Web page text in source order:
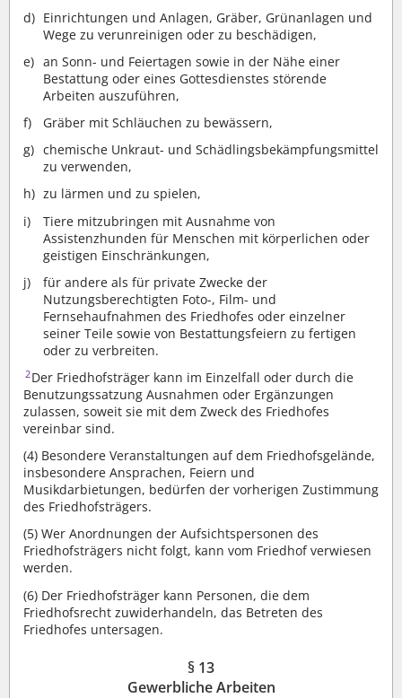
Einrichtungen und Anlagen, Gräber, Grünanlagen und
Wege zu verunreinigen oder zu beschädigen,
an Sonn- und Feiertagen sowie in der Nähe einer
Bestattung oder eines Gottesdienstes störende
Arbeiten auszuführen,
Gräber mit Schläuchen zu bewässern,
chemische Unkraut- und Schädlingsbekämpfungsmittel
zu verwenden,
zu lärmen und zu spielen,
Tiere mitzubringen mit Ausnahme von
Assistenzhunden für Menschen mit körperlichen oder
geistigen Einschränkungen,
für andere als für private Zwecke der
Nutzungsberechtigten Foto-, Film- und
Fernsehaufnahmen des Friedhofes oder einzelner
seiner Teile sowie von Bestattungsfeiern zu fertigen
oder zu verbreiten.
2Der Friedhofsträger kann im Einzelfall oder durch die
Benutzungssatzung Ausnahmen oder Ergänzungen
zulassen, soweit sie mit dem Zweck des Friedhofes
vereinbar sind.
(4) Besondere Veranstaltungen auf dem Friedhofsgelände,
insbesondere Ansprachen, Feiern und
Musikdarbietungen, bedürfen der vorherigen Zustimmung
des Friedhofsträgers.
(5) Wer Anordnungen der Aufsichtspersonen des
Friedhofsträgers nicht folgt, kann vom Friedhof verwiesen
werden.
(6) Der Friedhofsträger kann Personen, die dem
Friedhofsrecht zuwiderhandeln, das Betreten des
Friedhofes untersagen.
§ 13
Gewerbliche Arbeiten